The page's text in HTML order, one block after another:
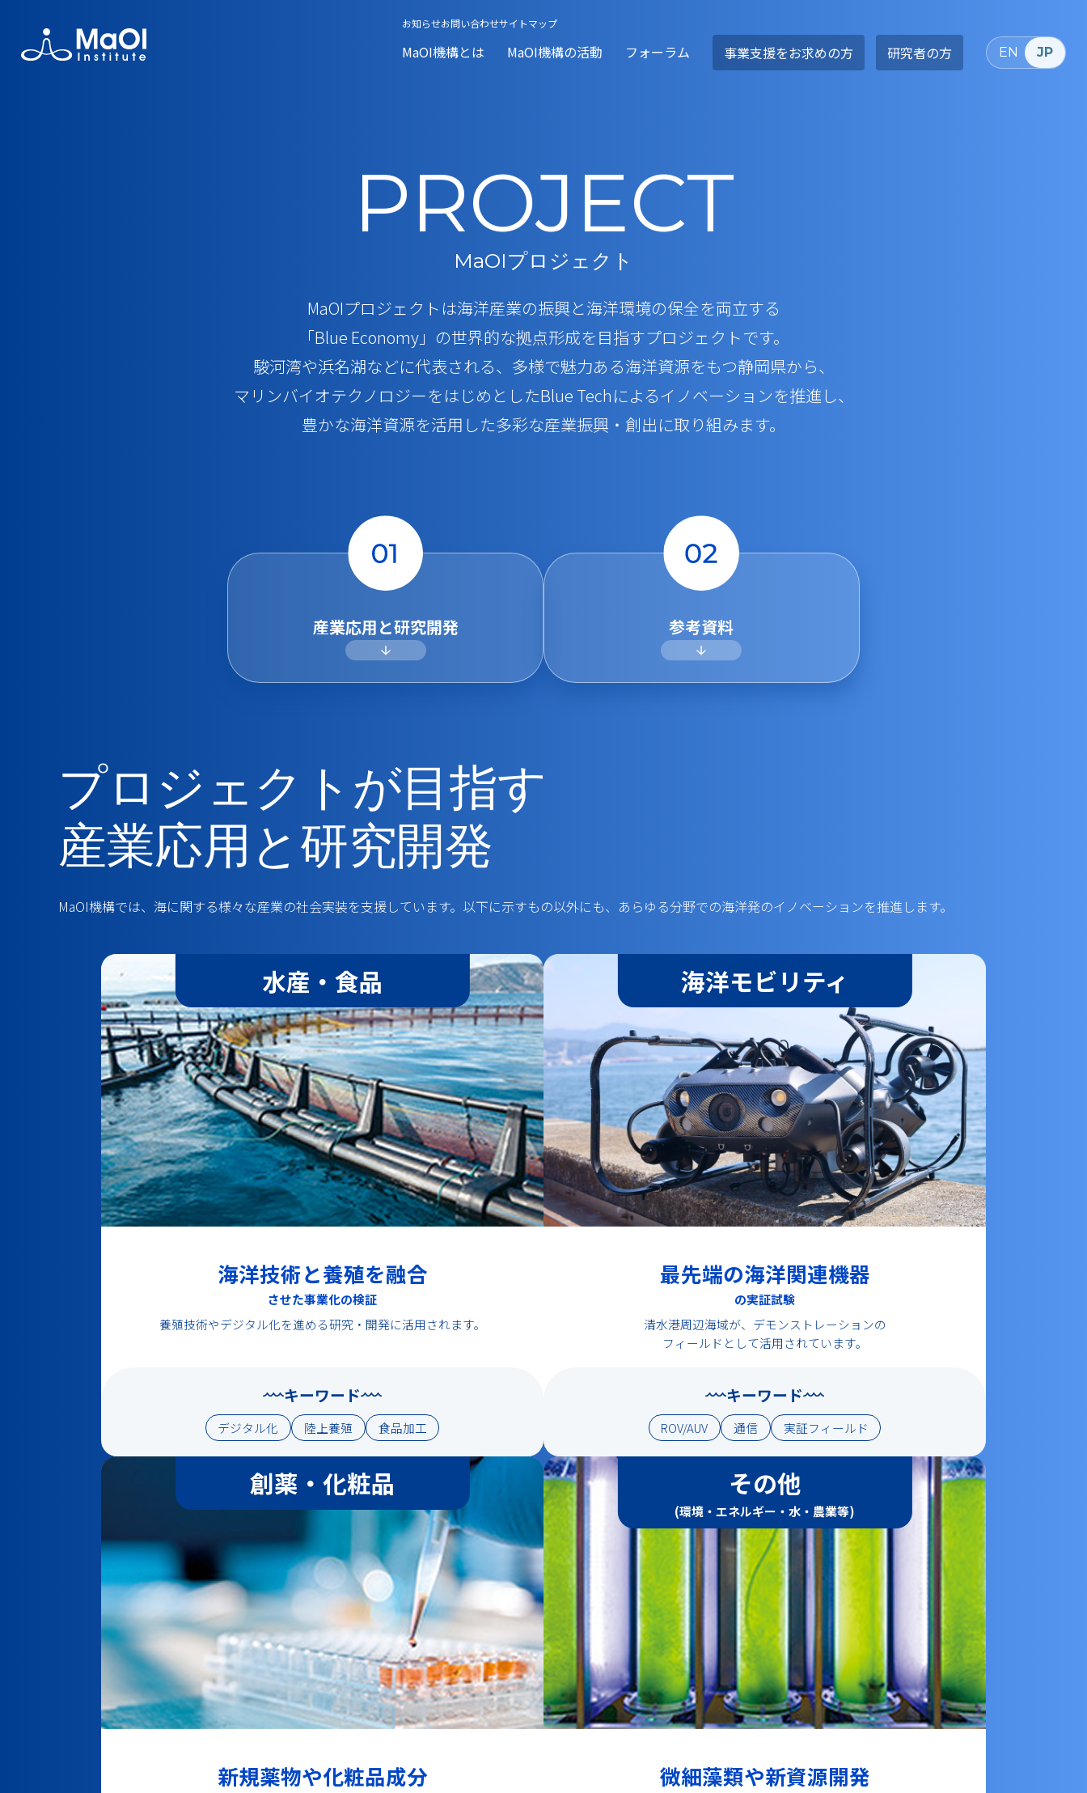
お知らせお問い合わせサイトマップ
MaOI機構とは MaOI機構の活動 フォーラム 事業支援をお求めの方 研究者の方 EN JP
MaOIプロジェクト コーディネーター紹介
施設案内
活動報告
MaOIフォーラムとは 入会方法 会員限定メディア
助成金をお求めの方 助成事業の支援実績
海洋微生物ライブラリに
海洋環境データに
興味をお持ちの方
パートナーをお探しの方
助成金をお求めの方 MaOI研究所とは 研究報告一覧
PROJECT
MaOIプロジェクト
MaOIプロジェクトは海洋産業の振興と海洋環境の保全を両立する
「Blue Economy」の世界的な拠点形成を目指すプロジェクトです。
駿河湾や浜名湖などに代表される、多様で魅力ある海洋資源をもつ静岡県から、
マリンバイオテクノロジーをはじめとしたBlue Techによるイノベーションを推進し、
豊かな海洋資源を活用した多彩な産業振興・創出に取り組みます。
産業応用と研究開発 参考資料
プロジェクトが目指す
産業応用と研究開発
MaOI機構では、海に関する様々な産業の社会実装を支援しています。以下に示すもの以外にも、あらゆる分野での海洋発のイノベーションを推進します。
水産・食品
海洋技術と養殖を融合
させた事業化の検証
養殖技術やデジタル化を進める研究・開発に活用されます。
キーワード
デジタル化 陸上養殖 食品加工
海洋モビリティ
最先端の海洋関連機器
の実証試験
清水港周辺海域が、デモンストレーションの
フィールドとして活用されています。
キーワード
ROV/AUV 通信 実証フィールド
創薬・化粧品
新規薬物や化粧品成分
その他
(環境・エネルギー・水・農業等)
微細藻類や新資源開発